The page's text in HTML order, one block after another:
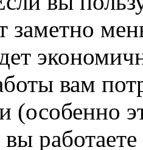
заметно
вам
(особенно
вы